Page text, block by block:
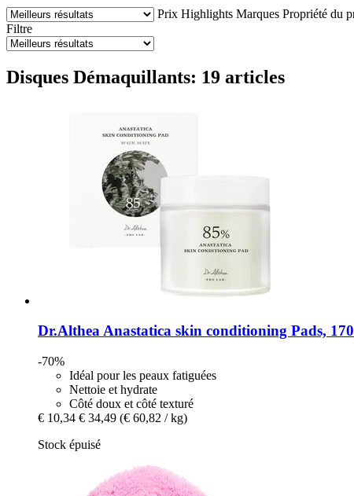
Prix Highlights Marques Propriété du
Filtre
Disques Démaquillants: 19 articles
Dr.AltheaAnastatica skin conditioning Pads,
-70%
Idéal pour les peaux fatiguées
Nettoie et hydrate
Côté doux et côté texturé
€ 10,34 € 34,49 (€ 60,82 / kg)
Stock épuisé